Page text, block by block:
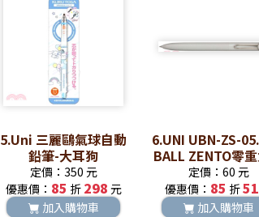
5.Uni 三麗鷗氣球自動
鉛筆-大耳狗
定價：350 元
優惠價： 85 折 298 元
加入購物車
6.UNI UBN-ZS-
BALL ZENTO零
性鋼珠筆
定價：60 元
優惠價： 85 折51
加入購物車